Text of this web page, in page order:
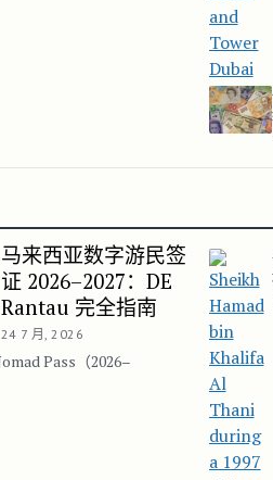
亿万富
马来西亚数字游民签
证 2026–2027：DE
Rantau 完全指南
24 7 月, 2026
Pass（2026–
卡塔尔